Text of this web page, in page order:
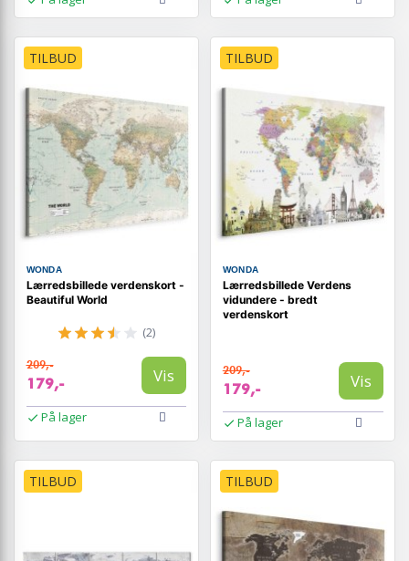
TILBUD
WONDA
Lærredsbillede verdenskort -
Beautiful World
(2)
209,-
179,- Vis
På lager
TILBUD
WONDA
Lærredsbillede Verdens
vidundere - bredt
verdenskort
209,-
179,- Vis
På lager
TILBUD TILBUD